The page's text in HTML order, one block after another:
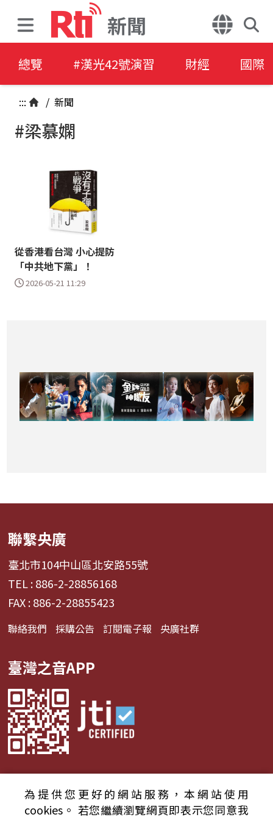
新聞
總覽 #漢光42號演習 財經 國際
::: / 新聞
#梁慕嫻
從香港看台灣 小心提防
「中共地下黨」！
2026-05-21 11:29
聯繫央廣
臺北市104中山區北安路55號
TEL : 886-2-28856168
FAX : 886-2-28855423
聯絡我們 採購公告 訂閱電子報 央廣社群
臺灣之音APP
© 2024財團法人中央廣播電臺 版權所有
為提供您更好的網站服務，本網站使用
cookies。 若您繼續瀏覽網頁即表示您同意我